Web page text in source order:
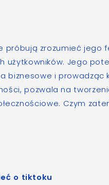
próbują zrozumieć jego
użytkowników. Jego
biznesowe i prowadząc
pozwala na
Czym
o tiktoku